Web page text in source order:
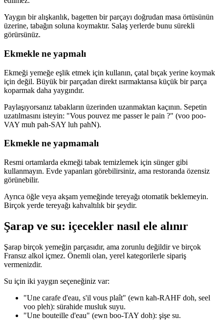
Yaygın bir alışkanlık, bagetten bir parçayı doğrudan masa örtüsünün
üzerine, tabağın soluna koymaktır. Salaş yerlerde bunu sürekli
görürsünüz.
Ekmekle ne yapmalı
Ekmeği yemeğe eşlik etmek için kullanın, çatal bıçak yerine koymak
için değil. Büyük bir parçadan direkt ısırmaktansa küçük bir parça
koparmak daha yaygındır.
Paylaşıyorsanız tabakların üzerinden uzanmaktan kaçının. Sepetin
uzatılmasını isteyin: "Vous pouvez me passer le pain ?" (voo poo-
VAY muh pah-SAY luh pahN).
Ekmekle ne yapmamalı
Resmi ortamlarda ekmeği tabak temizlemek için sünger gibi
kullanmayın. Evde yapanları görebilirsiniz, ama restoranda özensiz
görünebilir.
Ayrıca öğle veya akşam yemeğinde tereyağı otomatik beklemeyin.
Birçok yerde tereyağı kahvaltılık bir şeydir.
Şarap ve su: içecekler nasıl ele alınır
Şarap birçok yemeğin parçasıdır, ama zorunlu değildir ve birçok
Fransız alkol içmez. Önemli olan, yerel kategorilerle sipariş
vermenizdir.
Su için iki yaygın seçeneğiniz var:
"Une carafe d'eau, s'il vous plaît" (ewn kah-RAHF doh, seel
voo pleh): sürahide musluk suyu.
"Une bouteille d'eau" (ewn boo-TAY doh): şişe su.